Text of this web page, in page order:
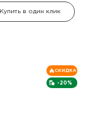
Купить в один клик
-20%
СКИДКА